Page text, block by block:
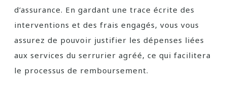
d’assurance. En gardant une trace écrite des
interventions et des frais engagés, vous vous
assurez de pouvoir justifier les dépenses liées
aux services du serrurier agréé, ce qui facilitera
le processus de remboursement.